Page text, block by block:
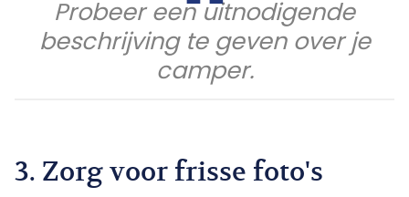
Probeer een uitnodigende
beschrijving te geven over je
camper.
3. Zorg voor frisse foto's